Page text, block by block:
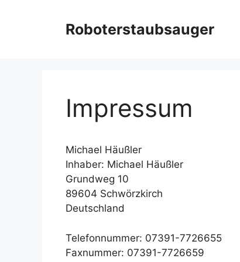
Roboterstaubsauger
Impressum
Michael Häußler
Inhaber: Michael Häußler
Grundweg 10
89604 Schwörzkirch
Deutschland
Telefonnummer: 07391-7726655
Faxnummer: 07391-7726659